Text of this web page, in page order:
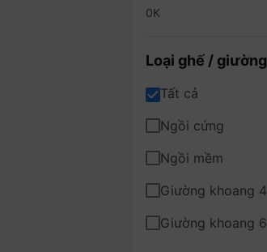
0K
Loại ghế / giường
Tất cả
Ngồi cứng
Ngồi mềm
Giường khoang 4
Giường khoang 6